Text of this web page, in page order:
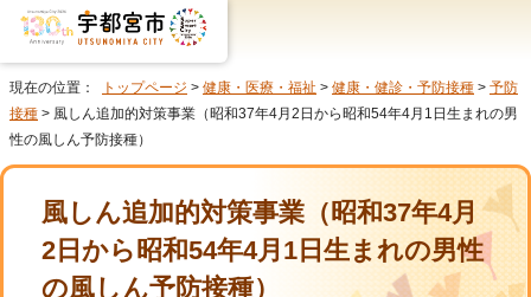
現在の位置： トップページ > 健康・医療・福祉 > 健康・健診・予防接種 > 予防
接種 > 風しん追加的対策事業（昭和37年4月2日から昭和54年4月1日生まれの男
性の風しん予防接種）
風しん追加的対策事業（昭和37年4月
2日から昭和54年4月1日生まれの男性
の風しん予防接種）